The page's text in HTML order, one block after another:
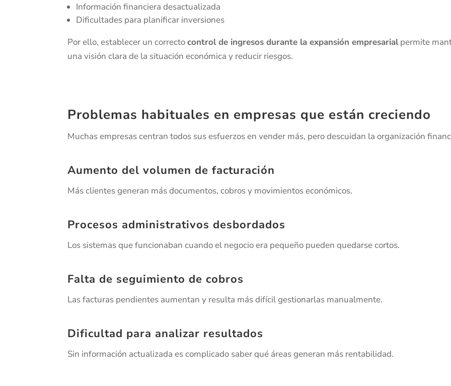
Información financiera desactualizada
Dificultades para planificar inversiones
Por ello, establecer un correctocontrol de ingresos durante la expansión empresarialpermite
una visión clara de la situación económica y reducir riesgos.
Problemas habituales en empresas que están creciendo
Muchas empresas centran todos sus esfuerzos en vender más, pero descuidan la organización
Aumento del volumen de facturación
Más clientes generan más documentos, cobros y movimientos económicos.
Procesos administrativos desbordados
Los sistemas que funcionaban cuando el negocio era pequeño pueden quedarse cortos.
Falta de seguimiento de cobros
Las facturas pendientes aumentan y resulta más difícil gestionarlas manualmente.
Dificultad para analizar resultados
Sin información actualizada es complicado saber qué áreas generan más rentabilidad.